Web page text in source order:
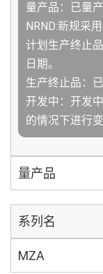
量产品：已量
NRND:新规采
计划生产终止
日期。
生产终止品：
开发中：开发
的情况下进行变
量产品
系列名
MZA